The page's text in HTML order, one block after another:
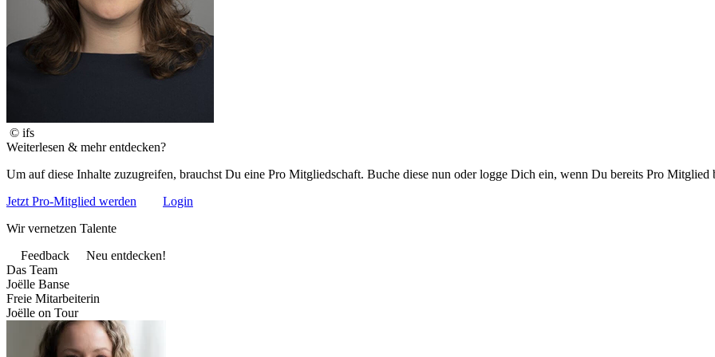
© ifs
Weiterlesen & mehr entdecken?
Um auf diese Inhalte zuzugreifen, brauchst Du eine Pro Mitgliedschaft. Buche diese nun oder logge Dich ein, wenn Du bereits Pro Mitglied
Jetzt Pro-Mitglied werden
Login
Wir vernetzen Talente
Feedback
Neu entdecken!
Das Team
Joëlle Banse
Freie Mitarbeiterin
Joëlle on Tour